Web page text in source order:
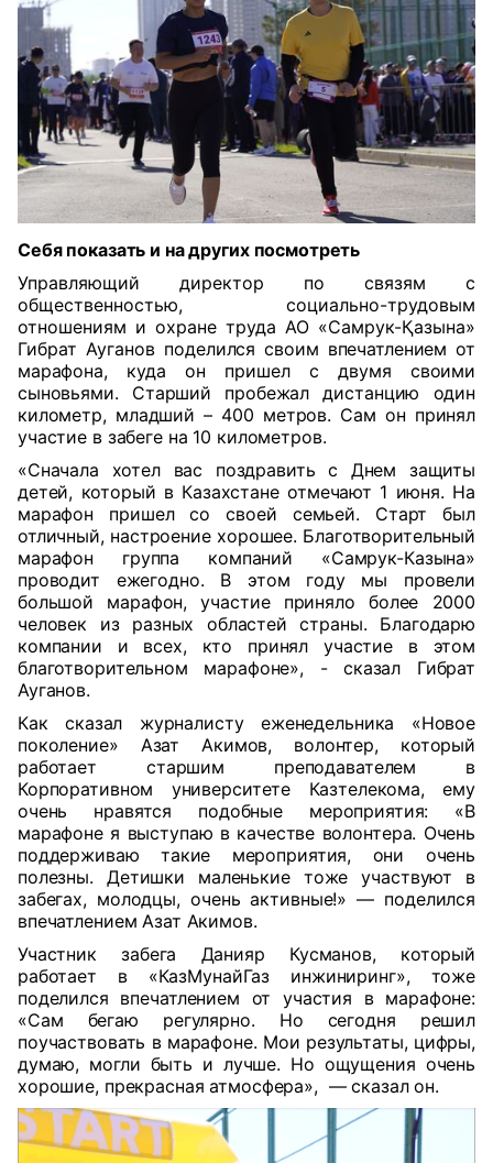
Себя показать и на других посмотреть
Управляющий директор по связям с
общественностью, социально-трудовым
отношениям и охране труда АО «Самрук-Қазына»
Гибрат Ауганов поделился своим впечатлением от
марафона, куда он пришел с двумя своими
сыновьями. Старший пробежал дистанцию один
километр, младший – 400 метров. Сам он принял
участие в забеге на 10 километров.
«Сначала хотел вас поздравить с Днем защиты
детей, который в Казахстане отмечают 1 июня. На
марафон пришел со своей семьей. Старт был
отличный, настроение хорошее. Благотворительный
марафон группа компаний «Самрук-Казына»
проводит ежегодно. В этом году мы провели
большой марафон, участие приняло более 2000
человек из разных областей страны. Благодарю
компании и всех, кто принял участие в этом
благотворительном марафоне», - сказал Гибрат
Ауганов.
Как сказал журналисту еженедельника «Новое
поколение» Азат Акимов, волонтер, который
работает старшим преподавателем в
Корпоративном университете Казтелекома, ему
очень нравятся подобные мероприятия: «В
марафоне я выступаю в качестве волонтера. Очень
поддерживаю такие мероприятия, они очень
полезны. Детишки маленькие тоже участвуют в
забегах, молодцы, очень активные!» — поделился
впечатлением Азат Акимов.
Участник забега Данияр Кусманов, который
работает в «КазМунайГаз инжиниринг», тоже
поделился впечатлением от участия в марафоне:
«Сам бегаю регулярно. Но сегодня решил
поучаствовать в марафоне. Мои результаты, цифры,
думаю, могли быть и лучше. Но ощущения очень
хорошие, прекрасная атмосфера», — сказал он.